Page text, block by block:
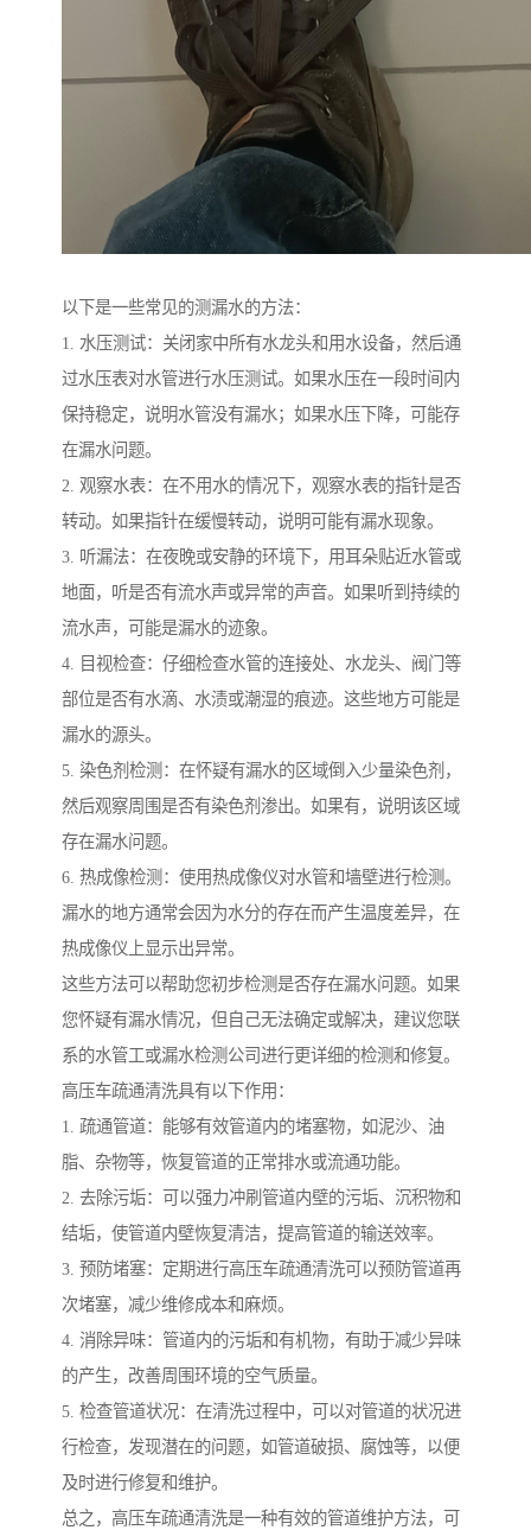
以下是一些常见的测漏水的方法：
1. 水压测试：关闭家中所有水龙头和用水设备，然后通
过水压表对水管进行水压测试。如果水压在一段时间内
保持稳定，说明水管没有漏水；如果水压下降，可能存
在漏水问题。
2. 观察水表：在不用水的情况下，观察水表的指针是否
转动。如果指针在缓慢转动，说明可能有漏水现象。
3. 听漏法：在夜晚或安静的环境下，用耳朵贴近水管或
地面，听是否有流水声或异常的声音。如果听到持续的
流水声，可能是漏水的迹象。
4. 目视检查：仔细检查水管的连接处、水龙头、阀门等
部位是否有水滴、水渍或潮湿的痕迹。这些地方可能是
漏水的源头。
5. 染色剂检测：在怀疑有漏水的区域倒入少量染色剂，
然后观察周围是否有染色剂渗出。如果有，说明该区域
存在漏水问题。
6. 热成像检测：使用热成像仪对水管和墙壁进行检测。
漏水的地方通常会因为水分的存在而产生温度差异，在
热成像仪上显示出异常。
这些方法可以帮助您初步检测是否存在漏水问题。如果
您怀疑有漏水情况，但自己无法确定或解决，建议您联
系的水管工或漏水检测公司进行更详细的检测和修复。
高压车疏通清洗具有以下作用：
1. 疏通管道：能够有效管道内的堵塞物，如泥沙、油
脂、杂物等，恢复管道的正常排水或流通功能。
2. 去除污垢：可以强力冲刷管道内壁的污垢、沉积物和
结垢，使管道内壁恢复清洁，提高管道的输送效率。
3. 预防堵塞：定期进行高压车疏通清洗可以预防管道再
次堵塞，减少维修成本和麻烦。
4. 消除异味：管道内的污垢和有机物，有助于减少异味
的产生，改善周围环境的空气质量。
5. 检查管道状况：在清洗过程中，可以对管道的状况进
行检查，发现潜在的问题，如管道破损、腐蚀等，以便
及时进行修复和维护。
总之，高压车疏通清洗是一种有效的管道维护方法，可